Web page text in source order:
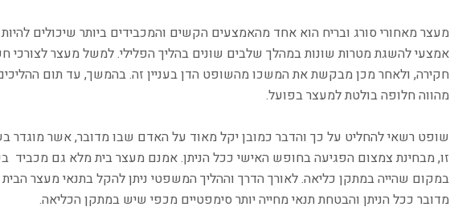
מעצר מאחורי סורג ובריח הוא אחד מהאמצעים הקשים והמכבידים ביותר שיכולים
אמצעי להשגת מטרות שונות במהלך שלבים שונים בהליך הפלילי. למשל מעצר לצורכי
חקירה, ולאחר מכן מבקשת את המשכו מהשופט הדן בעניין זה. בהמשך, עד תום
מהווה חלופה בולטת למעצר בפועל.
שופט רשאי להחליט על כך והדבר כמובן יקל מאוד על האדם שבו מדובר, אשר
זו, מבחינת צמצום הפגיעה בחופש האישי ככל הניתן. אמנם מעצר בית מלא גם מכביד
במקום שהייה במתקן כליאה. לאורך הדרך וההליך המשפטי ניתן להקל בתנאי מעצר
מדובר ככל הניתן והבטחת תנאי מחייה יותר סימפטיים מכפי שיש במתקן הכליאה.